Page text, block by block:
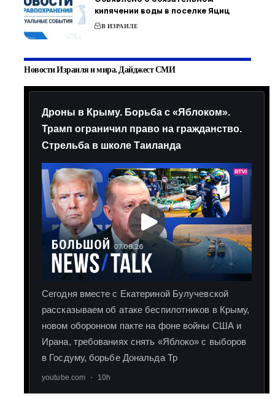
кипячении воды в поселке Яциц
В ИЗРАИЛЕ
Новости Израиля и мира. Дайджест СМИ